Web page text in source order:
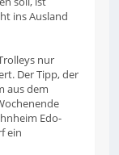
ins Ausland
nur
Der Tipp, der
aus dem
Edo-
ein